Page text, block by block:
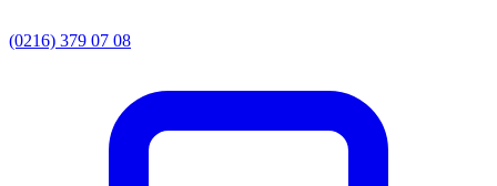
(0216) 379 07 08